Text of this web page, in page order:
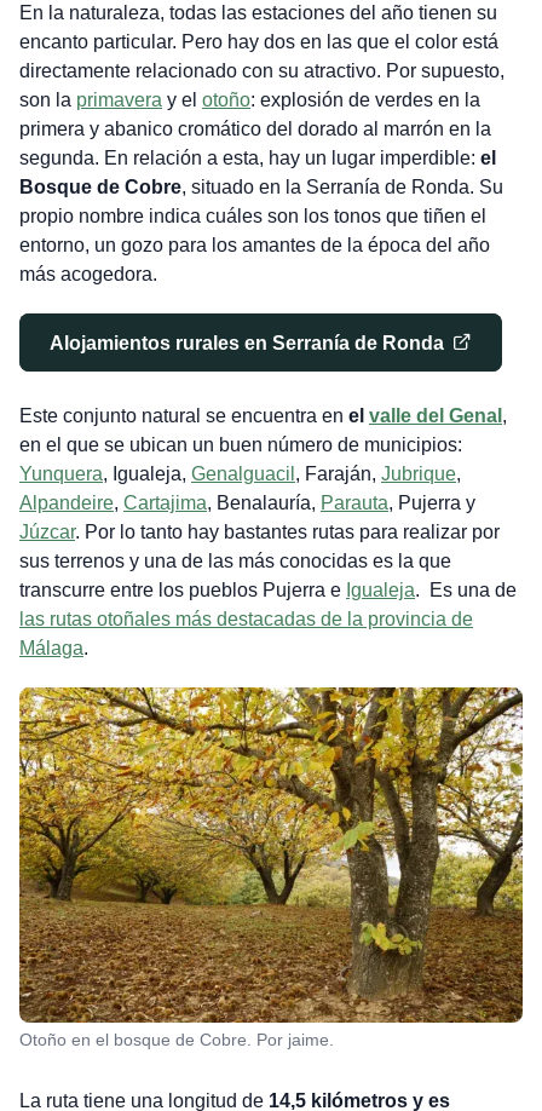
En la naturaleza, todas las estaciones del año tienen su
encanto particular. Pero hay dos en las que el color está
directamente relacionado con su atractivo. Por supuesto,
son la primavera y el otoño: explosión de verdes en la
primera y abanico cromático del dorado al marrón en la
segunda. En relación a esta, hay un lugar imperdible: el
Bosque de Cobre, situado en la Serranía de Ronda. Su
propio nombre indica cuáles son los tonos que tiñen el
entorno, un gozo para los amantes de la época del año
más acogedora.
Alojamientos rurales en Serranía de Ronda
Este conjunto natural se encuentra en el valle del Genal ,
en el que se ubican un buen número de municipios:
Yunquera, Igualeja, Genalguacil , Faraján, Jubrique,
Alpandeire, Cartajima, Benalauría, Parauta, Pujerra y
Júzcar. Por lo tanto hay bastantes rutas para realizar por
sus terrenos y una de las más conocidas es la que
transcurre entre los pueblos Pujerra e Igualeja. Es una de
las rutas otoñales más destacadas de la provincia de
Málaga.
Otoño en el bosque de Cobre. Por jaime.
La ruta tiene una longitud de 14,5 kilómetros y es